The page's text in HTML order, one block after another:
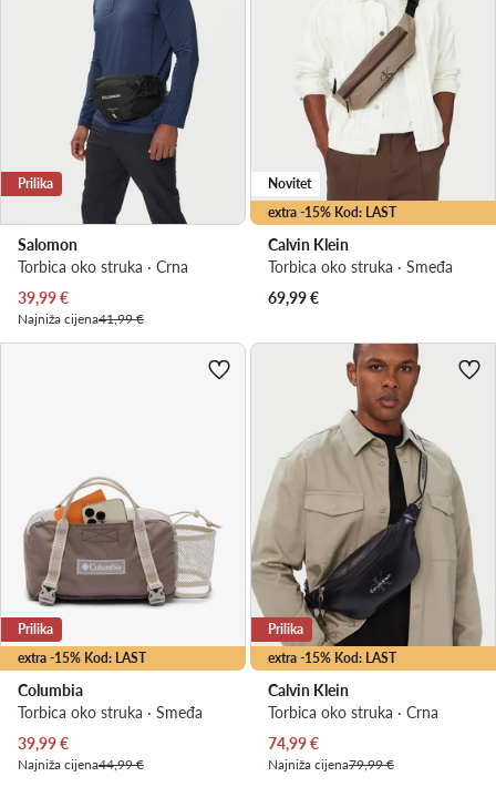
Prilika
Salomon
Torbica oko struka · Crna
Trenutna cijena
39,99€
Najniža cijena41,99 €
extra -15% Kod: LAST
Novitet
Calvin Klein
Torbica oko struka · Smeđa
69,99€
extra -15% Kod: LAST
Prilika
Columbia
Torbica oko struka · Smeđa
Trenutna cijena
39,99€
Najniža cijena44,99 €
extra -15% Kod: LAST
Prilika
Calvin Klein
Torbica oko struka · Crna
Trenutna cijena
74,99€
Najniža cijena79,99 €